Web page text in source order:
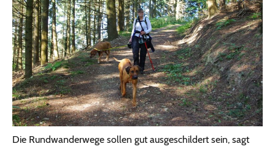
Die Rundwanderwege sollen gut ausgeschildert sein, sagt